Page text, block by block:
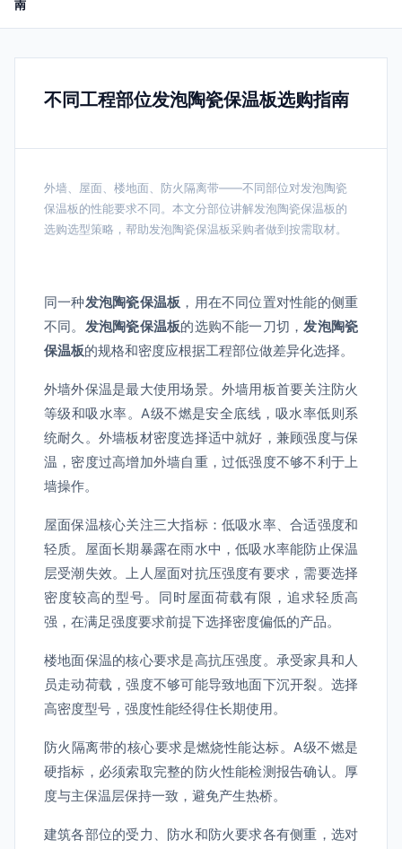
南
不同工程部位发泡陶瓷保温板选购指南
外墙、屋面、楼地面、防火隔离带——不同部位对发泡陶瓷
保温板的性能要求不同。本文分部位讲解发泡陶瓷保温板的
选购选型策略，帮助发泡陶瓷保温板采购者做到按需取材。
同一种发泡陶瓷保温板 ，用在不同位置对性能的侧重
不同。 发泡陶瓷保温板的选购不能一刀切，发泡陶瓷
保温板的规格和密度应根据工程部位做差异化选择。
外墙外保温是最大使用场景。外墙用板首要关注防火
等级和吸水率。A级不燃是安全底线，吸水率低则系
统耐久。外墙板材密度选择适中就好，兼顾强度与保
温，密度过高增加外墙自重，过低强度不够不利于上
墙操作。
屋面保温核心关注三大指标：低吸水率、合适强度和
轻质。屋面长期暴露在雨水中，低吸水率能防止保温
层受潮失效。上人屋面对抗压强度有要求，需要选择
密度较高的型号。同时屋面荷载有限，追求轻质高
强，在满足强度要求前提下选择密度偏低的产品。
楼地面保温的核心要求是高抗压强度。承受家具和人
员走动荷载，强度不够可能导致地面下沉开裂。选择
高密度型号，强度性能经得住长期使用。
防火隔离带的核心要求是燃烧性能达标。A级不燃是
硬指标，必须索取完整的防火性能检测报告确认。厚
度与主保温层保持一致，避免产生热桥。
建筑各部位的受力、防水和防火要求各有侧重，选对